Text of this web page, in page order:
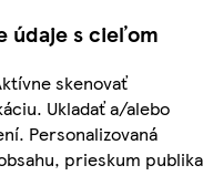
údaje s cieľom
skenovať
Ukladať a/alebo
Personalizovaná
prieskum publika